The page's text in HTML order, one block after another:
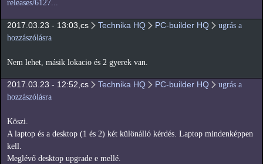
releases/6127...
2017.03.23 - 13:03,cs Technika HQ PC-builder HQ
ugrás a
hozzászólásra
Nem lehet, másik lokacio és 2 gyerek van.
2017.03.23 - 12:52,cs Technika HQ PC-builder HQ
ugrás a
hozzászólásra
Köszi.
A laptop és a desktop (1 és 2) két különálló kérdés. Laptop mindenképpen
kell.
Meglévő desktop upgrade e mellé.